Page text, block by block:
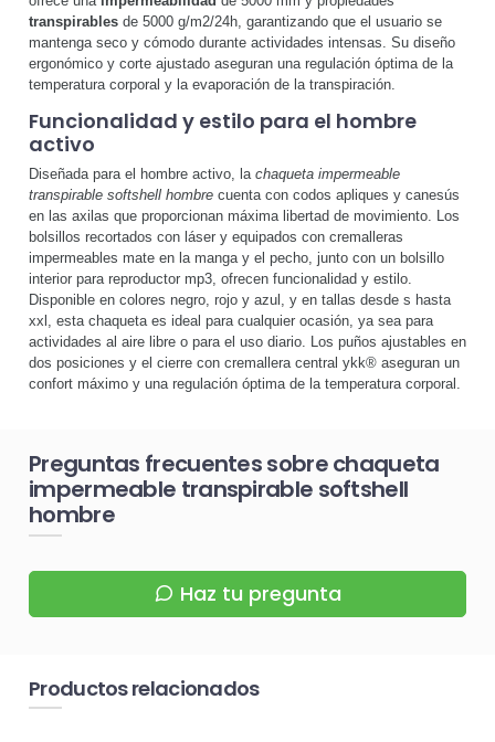
transpirables de 5000 g/m2/24h, garantizando que el usuario se
mantenga seco y cómodo durante actividades intensas. Su diseño
ergonómico y corte ajustado aseguran una regulación óptima de la
temperatura corporal y la evaporación de la transpiración.
Funcionalidad y estilo para el hombre
activo
Diseñada para el hombre activo, la chaqueta impermeable
transpirable softshell hombre cuenta con codos apliques y canesús
en las axilas que proporcionan máxima libertad de movimiento. Los
bolsillos recortados con láser y equipados con cremalleras
impermeables mate en la manga y el pecho, junto con un bolsillo
interior para reproductor mp3, ofrecen funcionalidad y estilo.
Disponible en colores negro, rojo y azul, y en tallas desde s hasta
xxl, esta chaqueta es ideal para cualquier ocasión, ya sea para
actividades al aire libre o para el uso diario. Los puños ajustables en
dos posiciones y el cierre con cremallera central ykk® aseguran un
confort máximo y una regulación óptima de la temperatura corporal.
Preguntas frecuentes sobre chaqueta
impermeable transpirable softshell
hombre
Haz tu pregunta
Productos relacionados